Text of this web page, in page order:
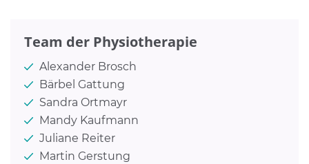
Team der Physiotherapie
Alexander Brosch
Bärbel Gattung
Sandra Ortmayr
Mandy Kaufmann
Juliane Reiter
Martin Gerstung